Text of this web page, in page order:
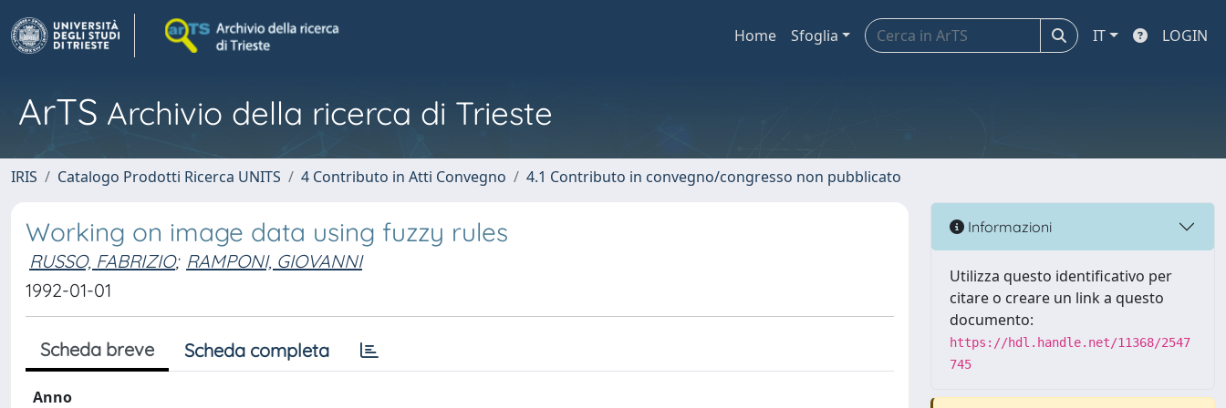
Home Sfoglia IT LOGIN
ArTS Archivio della ricerca di Trieste
IRIS Catalogo Prodotti Ricerca UNITS 4 Contributo in Atti Convegno 4.1 Contributo in convegno/congresso non pubblicato
Working on image data using fuzzy rules
RUSSO, FABRIZIO; RAMPONI, GIOVANNI
1992-01-01
Scheda breve Scheda completa
Anno
Informazioni
Utilizza questo identificativo per
citare o creare un link a questo
documento:
https://hdl.handle.net/11368/2547
745